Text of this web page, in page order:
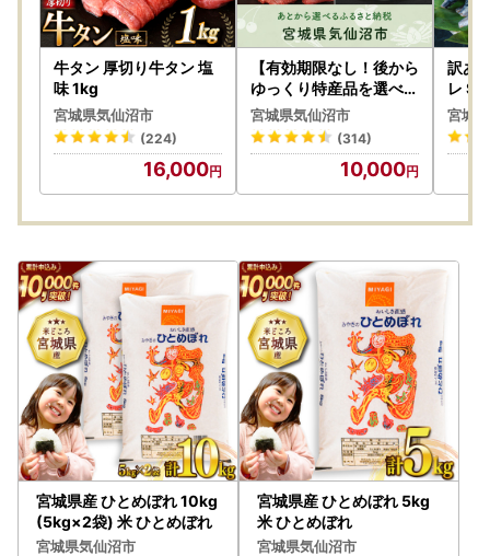
・返礼品をお届けする際の配送伝票について、ご依頼主名は
寄附者様のお名前が入ります。変更はできかねます。
・郵便受けにお届けする返礼品（メール便）につきまして
は、ご依頼主名は配送伝票に印字されません。なお、ふるさ
と納税の記載が入りますのでご了承ください。
・複数の返礼品をお選びいただいた場合、個別発送となる場
合があります。
・返礼品に不具合がある場合、お受け取り後、3日以内にご
・返礼品の送付は、気仙沼市外にお住まいの方に限らせてい
★プライバシーについて
寄附者様からいただいた個人情報は、商品の発送とご連絡、
お問い合わせ対応、ならびに寄附者様へ向けた気仙沼市のふ
るさと納税に関する情報提供に使用させていただきます。
当市が責任をもって安全に蓄積・保管し、第三者に譲渡・提
供することはございません。
また、上記の手段としては、電子メールの配信やパンフレッ
ト等の郵送をさせていただく場合がございます。
牛タン 厚切り牛タン 塩
味 1kg
宮城県気仙沼市
(224)
16,000
【有効期限なし！後から
ゆっくり特産品を選べる
】宮城県気仙沼市カタロ
グポイント
宮城県気仙沼市
(314)
10,000
訳あ
レ S
宮城
宮城県産 ひとめぼれ 10kg
(5kg×2袋) 米 ひとめぼれ
宮城県気仙沼市
宮城県産 ひとめぼれ 5kg
米 ひとめぼれ
宮城県気仙沼市